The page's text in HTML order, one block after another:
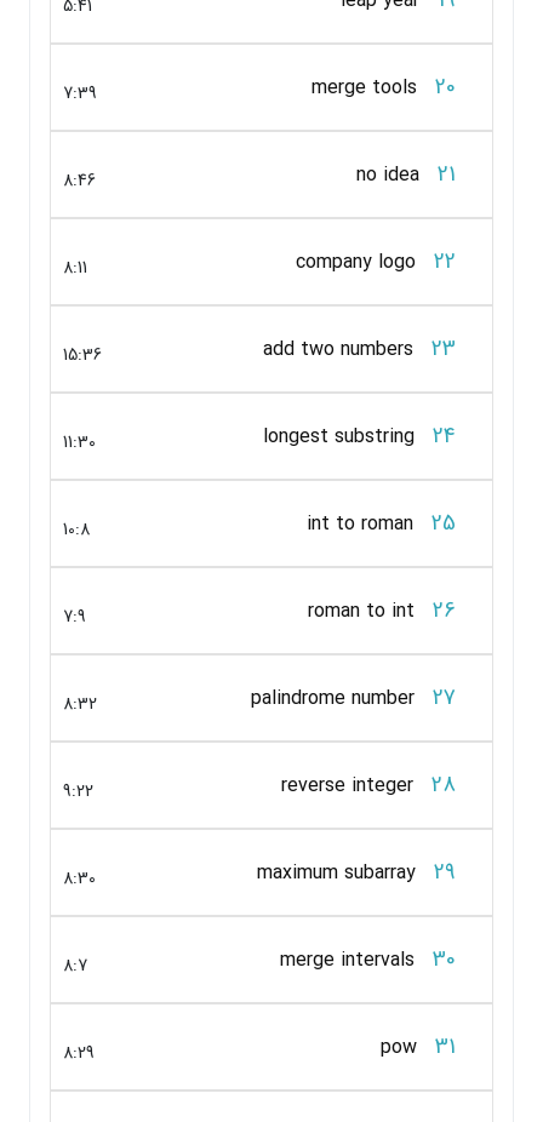
5:41
20
merge tools
7:39
21
no idea
8:46
22
company logo
8:11
23
add two numbers
15:36
24
longest substring
11:30
25
int to roman
10:8
26
roman to int
7:9
27
palindrome number
8:32
28
reverse integer
9:22
29
maximum subarray
8:30
30
merge intervals
8:7
31
pow
8:29